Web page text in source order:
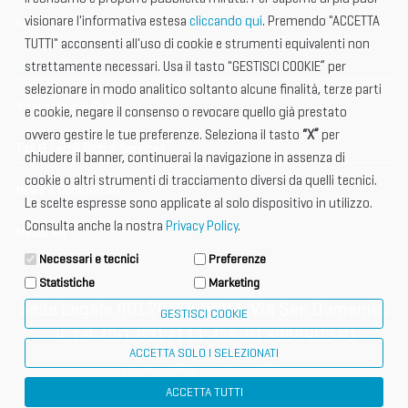
Informazione importante
Vetrina Espositori
International Club
Tax & Legal Global Services
News e Comunicati
Media Kit
Sede Legale 40124 BOLOGNA, Via San Domenico
4, tel. 051 6317111, C.F. 91398840370
privacy policy cookie policy
visionare l'informativa estesa cliccando qui. Premendo "ACCETTA
TUTTI" acconsenti all'uso di cookie e strumenti equivalenti non
strettamente necessari. Usa il tasto "GESTISCI COOKIE” per
selezionare in modo analitico soltanto alcune finalità, terze parti
e cookie, negare il consenso o revocare quello già prestato
ovvero gestire le tue preferenze. Seleziona il tasto “X” per
chiudere il banner, continuerai la navigazione in assenza di
cookie o altri strumenti di tracciamento diversi da quelli tecnici.
Le scelte espresse sono applicate al solo dispositivo in utilizzo.
Consulta anche la nostra Privacy Policy.
Necessari e tecnici
Preferenze
Statistiche
Marketing
GESTISCI COOKIE
ACCETTA SOLO I SELEZIONATI
ACCETTA TUTTI